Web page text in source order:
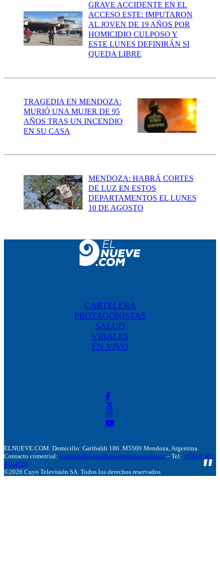
GRAVE ACCIDENTE EN EL
ACCESO ESTE: IMPUTARON
AL JOVEN DE 19 AÑOS POR
HOMICIDIO CULPOSO Y
ESTE LUNES DEFINIRÁN SI
QUEDA LIBRE
TRAGEDIA EN MENDOZA:
MURIÓ UNA MUJER DE 95
AÑOS TRAS UN INCENDIO
EN SU CASA
MENDOZA: HABRÁ CORTES
DE LUZ EN ESTOS
DEPARTAMENTOS EL LUNES
10 DE AGOSTO
CARTELERA
PROTAGONISTAS
SALUD
VIRALES
EN VIVO
ELNUEVE.COM. Domicillo: Garibaldi 186. M5500 Mendoza, Argentina.
Contacto comercial: comercial@canalnuevemendoza.com.ar – Tel: +(54) 9 261
4204020
©2026 Cuyo Televisión SA. Todos los derechos reservados